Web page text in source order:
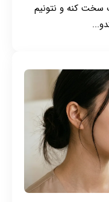
سخت کنه و نتونیم